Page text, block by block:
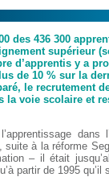
des 436 300
supérieur
d’apprentis y a
de 10 % sur la
le recrutement
la voie scolaire et
dans
suite à la réforme
– il était
partir de 1995 qu’il